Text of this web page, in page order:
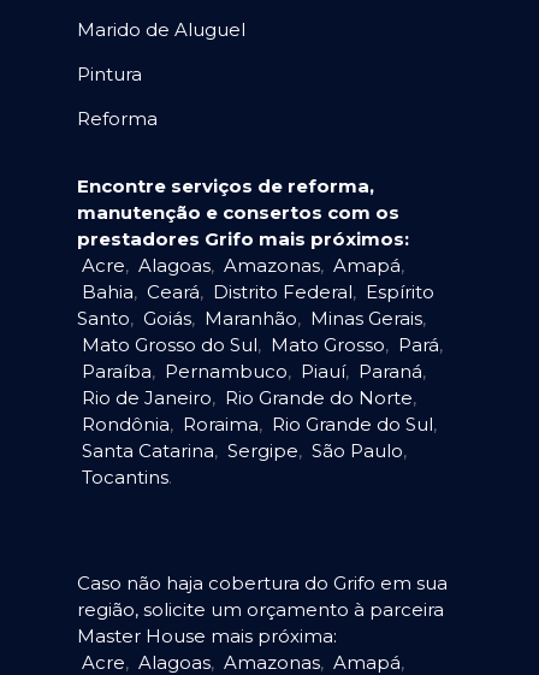
Marido de Aluguel
Pintura
Reforma
Encontre serviços de reforma,
manutenção e consertos com os
prestadores Grifo mais próximos:
Acre, Alagoas, Amazonas, Amapá,
Bahia, Ceará, Distrito Federal, Espírito
Santo, Goiás, Maranhão, Minas Gerais,
Mato Grosso do Sul, Mato Grosso, Pará,
Paraíba, Pernambuco, Piauí, Paraná,
Rio de Janeiro, Rio Grande do Norte,
Rondônia, Roraima, Rio Grande do Sul,
Santa Catarina, Sergipe, São Paulo,
Tocantins.
Caso não haja cobertura do Grifo em sua
região, solicite um orçamento à parceira
Master House mais próxima:
Acre, Alagoas, Amazonas, Amapá,